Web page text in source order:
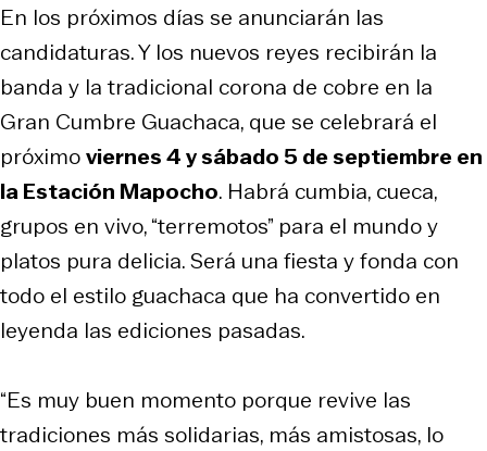
En los próximos días se anunciarán las
candidaturas. Y los nuevos reyes recibirán la
banda y la tradicional corona de cobre en la
Gran Cumbre Guachaca, que se celebrará el
próximoviernes 4 y sábado 5 de septiembre en
la Estación Mapocho. Habrá cumbia, cueca,
grupos en vivo, “terremotos” para el mundo y
platos pura delicia. Será una fiesta y fonda con
todo el estilo guachaca que ha convertido en
leyenda las ediciones pasadas.
“Es muy buen momento porque revive las
tradiciones más solidarias, más amistosas, lo